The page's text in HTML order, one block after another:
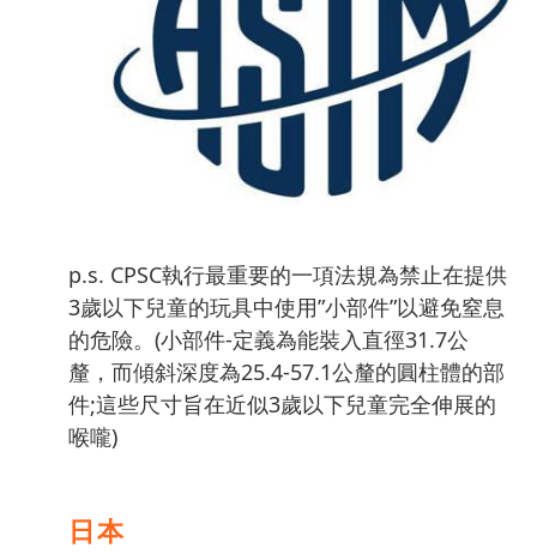
p.s. CPSC執行最重要的一項法規為禁止在提供
3歲以下兒童的玩具中使用”小部件”以避免窒息
的危險。(小部件-定義為能裝入直徑31.7公
釐，而傾斜深度為25.4-57.1公釐的圓柱體的部
件;這些尺寸旨在近似3歲以下兒童完全伸展的
喉嚨)
日本